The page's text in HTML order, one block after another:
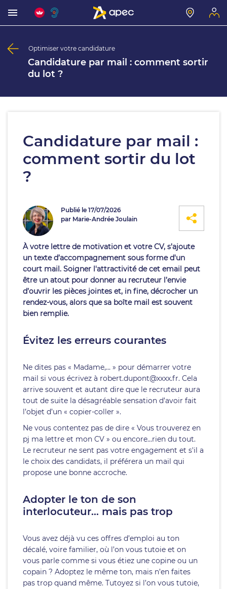
Optimiser votre candidature
Candidature par mail : comment sortir
du lot ?
Candidature par mail :
comment sortir du lot
?
Publié le 17/07/2026
par Marie-Andrée Joulain
À votre lettre de motivation et votre CV, s’ajoute
un texte d’accompagnement sous forme d'un
court mail. Soigner l'attractivité de cet email peut
être un atout pour donner au recruteur l’envie
d’ouvrir les pièces jointes et, in fine, décrocher un
rendez-vous, alors que sa boîte mail est souvent
bien remplie.
Évitez les erreurs courantes
Ne dites pas « Madame,… » pour démarrer votre
mail si vous écrivez à robert.dupont@xxxx.fr. Cela
arrive souvent et autant dire que le recruteur aura
tout de suite la désagréable sensation d’avoir fait
l’objet d’un « copier-coller ».
Ne vous contentez pas de dire « Vous trouverez en
pj ma lettre et mon CV » ou encore…rien du tout.
Le recruteur ne sent pas votre engagement et s'il a
le choix des candidats, il préférera un mail qui
propose une bonne accroche.
Adopter le ton de son
interlocuteur… mais pas trop
Vous avez déjà vu ces offres d’emploi au ton
décalé, voire familier, où l’on vous tutoie et on
vous parle comme si vous étiez une copine ou un
copain ? Adoptez le même ton, mais n’en faites
pas trop quand même. Tutoyez si l’on vous tutoie,